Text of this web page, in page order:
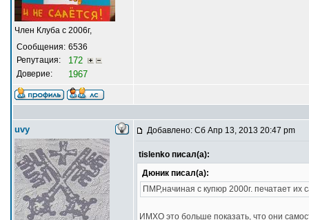
Член Клуба с 2006г,
Сообщения: 6536
Репутация:
172
Доверие: 1967
uvy Добавлено: Сб Апр 13, 2013 20:47 pm
tislenko писал(а):
Дюник писал(а):
ПМР,начиная с купюр 2000г. печатает их
ИМХО это больше показать, что они